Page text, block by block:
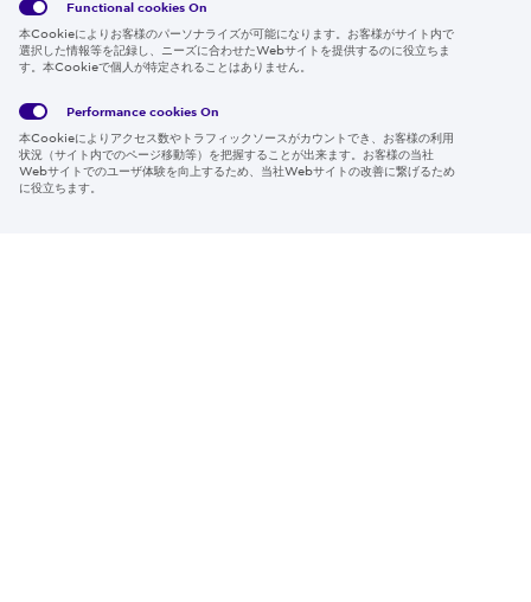
Global
Policy
サイト
約
Region & Language:
Japan | JP
Functional cookies On
本Cookieによりお客様のパーソナライズが可能になります。お客様がサイト内で
選択した情報等を記録し、ニーズに合わせたWebサイトを提供するのに役立ちま
す。本Cookieで個人が特定されることはありません。
Performance cookies On
本Cookieによりアクセス数やトラフィックソースがカウントでき、お客様の利用
状況（サイト内でのページ移動等）を把握することが出来ます。お客様の当社
Webサイトでのユーザ体験を向上するため、当社Webサイトの改善に繋げるため
に役立ちます。